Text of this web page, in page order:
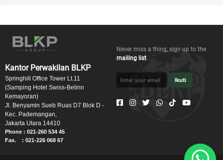
Kantor Perwakilan BLKP
Springhill Office Tower Lt.11
(Samping Hotel Swiss-Belinn
Kemayoran)
Jl. Benyamin Sueb Ruas D7 Blok D -
Kec. Pademangan,
Jakarta Utara 14410
Phone : 021-260 534 45
Fax. : 021-226 068 67
Never miss a thing, sign up to the
mailing list
Ikuti